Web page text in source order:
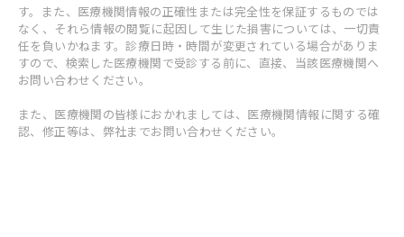
す。また、医療機関情報の正確性または完全性を保証するものでは
なく、それら情報の閲覧に起因して生じた損害については、一切責
任を負いかねます。診療日時・時間が変更されている場合がありま
すので、検索した医療機関で受診する前に、直接、当該医療機関へ
お問い合わせください。
また、医療機関の皆様におかれましては、医療機関情報に関する確
認、修正等は、弊社までお問い合わせください。